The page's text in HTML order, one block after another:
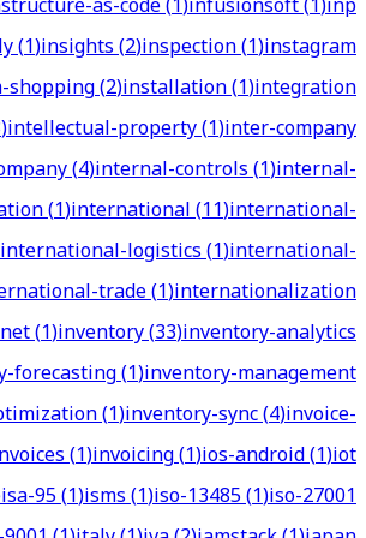
(1)insights(2)inspection(1)instagram
shopping(2)installation(1)integration
)intellectual-property(1)inter-company
(4)internal-controls(1)internal-
(1)international(11)international-
international-logistics(1)international-
trade(1)internationalization
(1)inventory(33)inventory-analytics
forecasting(1)inventory-management
(1)inventory-sync(4)invoice-
(1)invoicing(1)ios-android(1)iot
isa-95(1)isms(1)iso-13485(1)iso-27001